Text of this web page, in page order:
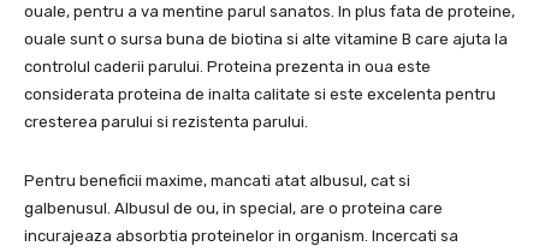
ouale, pentru a va mentine parul sanatos. In plus fata de proteine,
ouale sunt o sursa buna de biotina si alte vitamine B care ajuta la
controlul caderii parului. Proteina prezenta in oua este
considerata proteina de inalta calitate si este excelenta pentru
cresterea parului si rezistenta parului.
Pentru beneficii maxime, mancati atat albusul, cat si
galbenusul. Albusul de ou, in special, are o proteina care
incurajeaza absorbtia proteinelor in organism. Incercati sa